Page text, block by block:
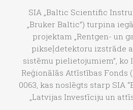
SIA „Baltic Scientific
„Bruker Baltic”) turpina
projektam „Rentgen- un
pikseļdetektoru izstrāde
sistēmu pielietojumiem”, ko
Reģionālās Attīstības Fonds
0063, kas noslēgts starp SIA
„Latvijas Investīciju un